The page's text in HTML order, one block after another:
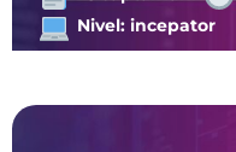
Nivel: incepator